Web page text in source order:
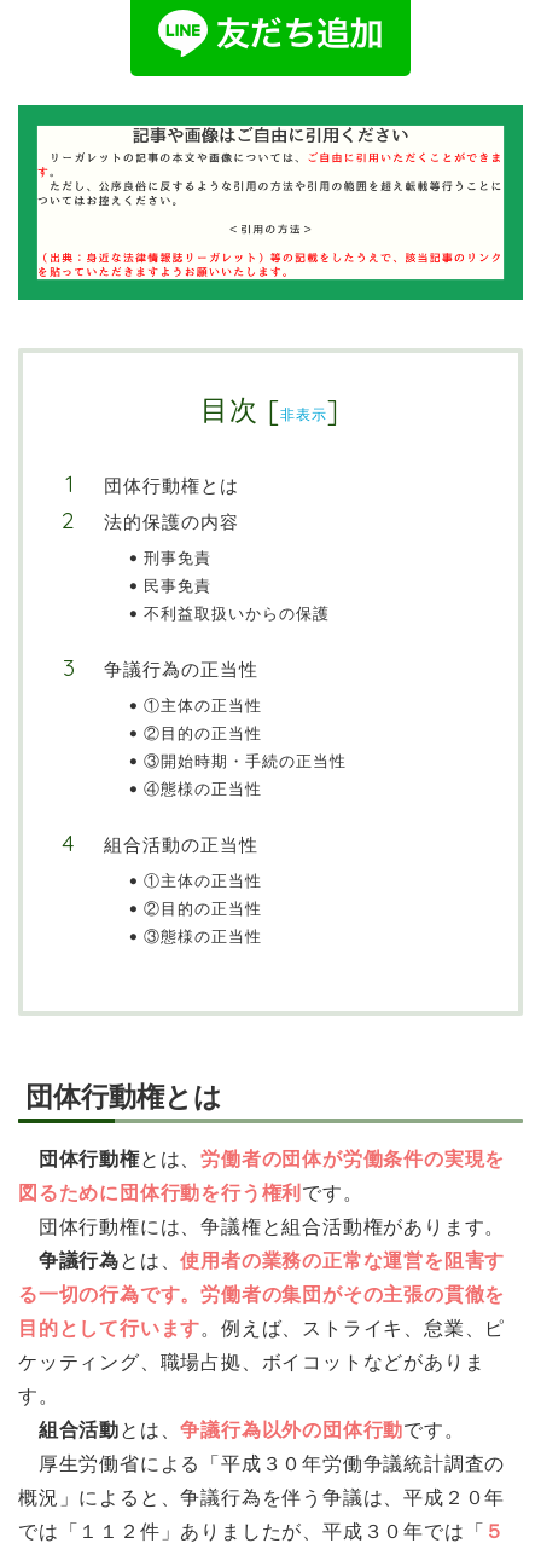
目次 [非表示]
団体行動権とは
法的保護の内容
刑事免責
民事免責
不利益取扱いからの保護
争議行為の正当性
①主体の正当性
②目的の正当性
③開始時期・手続の正当性
④態様の正当性
組合活動の正当性
①主体の正当性
②目的の正当性
③態様の正当性
団体行動権とは
団体行動権とは、労働者の団体が労働条件の実現を
図るために団体行動を行う権利 です。
団体行動権には、争議権と組合活動権があります。
争議行為とは、使用者の業務の正常な運営を阻害す
る一切の行為です。労働者の集団がその主張の貫徹を
目的として行います。例えば、ストライキ、怠業、ピ
ケッティング、職場占拠、ボイコットなどがありま
す。
組合活動とは、争議行為以外の団体行動です。
厚生労働省による「平成３０年労働争議統計調査の
概況」によると、争議行為を伴う争議は、平成２０年
では「１１２件」ありましたが、平成３０年では「 ５